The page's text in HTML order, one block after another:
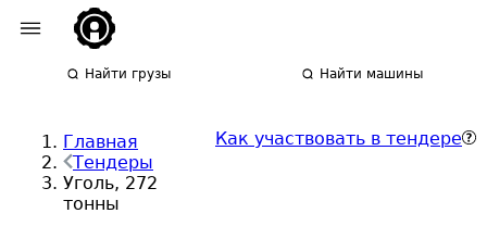
Найти грузы Найти машины
Главная
Тендеры
Уголь, 272
тонны
Как участвовать в тендере